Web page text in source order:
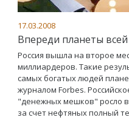
17.03.2008
Впереди планеты всей
Россия вышла на второе
миллиардеров. Такие
самых богатых людей
журналом Forbes.
"денежных мешков" росло
за счет нефтяных полный